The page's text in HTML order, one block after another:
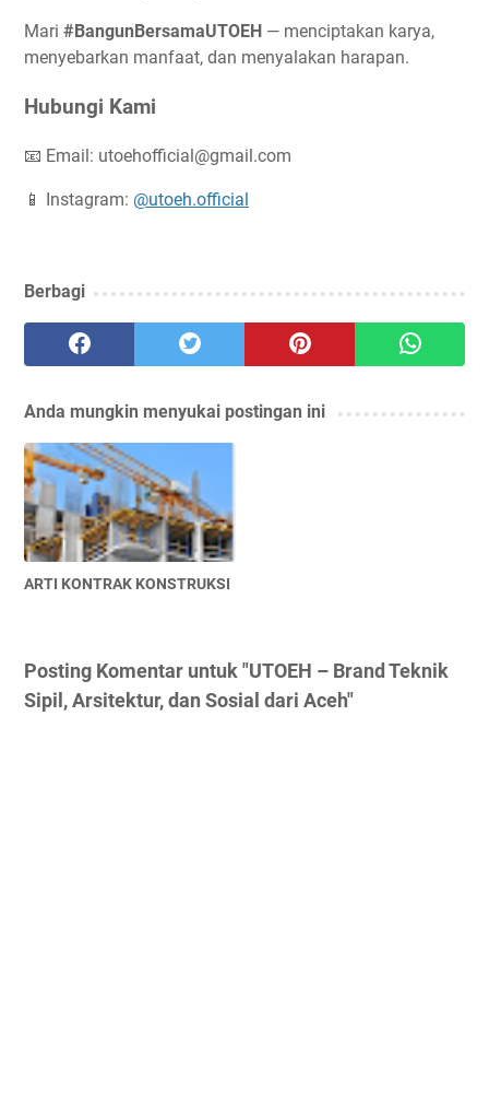
Mari #BangunBersamaUTOEH — menciptakan karya,
menyebarkan manfaat, dan menyalakan harapan.
Hubungi Kami
📧 Email: utoehofficial@gmail.com
📱 Instagram: @utoeh.official
Berbagi
Anda mungkin menyukai postingan ini
ARTI KONTRAK KONSTRUKSI
Posting Komentar untuk "UTOEH – Brand Teknik
Sipil, Arsitektur, dan Sosial dari Aceh"